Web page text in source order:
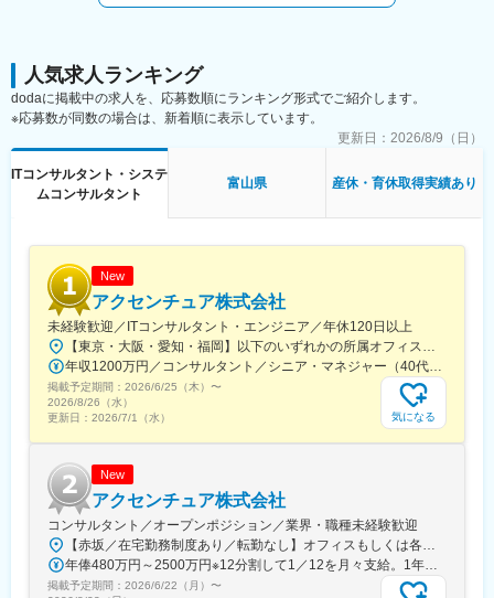
関われます。
できます。裁量大きくスキルを磨ける環境です。
・社内には大手コンサル出身者が多数在籍しており、クライアン
トと密なコミュニケーションを取りながら働き方や業務調整につ
いて相談しやすい風土です。
・平均残業時間は20時間未満、マネジメント層でも残業をしっか
りコントロールし10時間未満の社員もおり、プライム案件に近い
環境で働きやすさと成長の両立が可能です。
人との繋がりを大事にする風土です。クライアントだけではな
く、社員や一緒に仕事をするBPさんも含めて、一緒に仕事をして
良かった、また一緒に仕事したいと思って貰える事を目指しま
す。
■担当者より：
現状の仕事から一歩抜け出しもっと全体を動かすような人になり
たい、小さい会社に入社して会社の成長と共に自分自身の成長を
していきたい、色々な業界を見て自分自身の可能性を広げたいと
いうような方と是非とも一緒に働ければと思っておりますので、
応募お待ちしております。
■コーポレートサイト：
https://www.rechain.co.jp/job/23/?
utm_source=doda&utm_medium=job-posting
変更の範囲：本文参照
人気求人ランキング
dodaに掲載中の求人を、応募数順にランキング形式でご紹介します。
※応募数が同数の場合は、新着順に表示しています。
更新日： 2026/8/9（日）
ITコンサルタント・システ
ムコンサルタント
富山県 産休・育休取得実績あり
New
アクセンチュア株式会社
未経験歓迎／ITコンサルタント・エンジニア／年休120日以上
掲載予定期間： 2026/6/25（木） 〜
2026/8/26（水）
更新日： 2026/7/1（水） 気になる
New
アクセンチュア株式会社
コンサルタント／オープンポジション／業界・職種未経験歓迎
掲載予定期間： 2026/6/22（月） 〜